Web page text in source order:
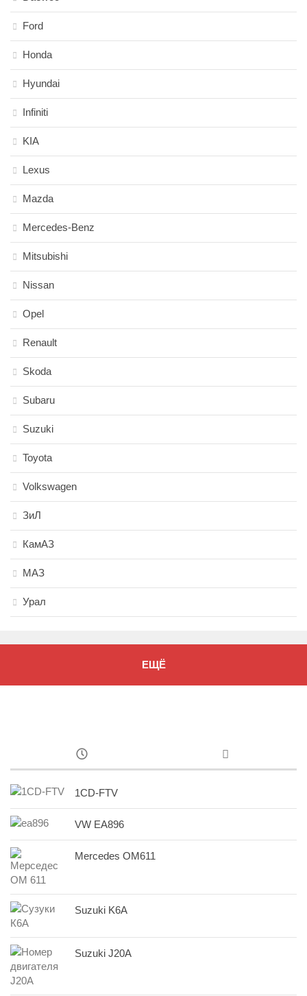
Ford
Honda
Hyundai
Infiniti
KIA
Lexus
Mazda
Mercedes-Benz
Mitsubishi
Nissan
Opel
Renault
Skoda
Subaru
Suzuki
Toyota
Volkswagen
ЗиЛ
КамАЗ
МАЗ
Урал
ЕЩЁ
1CD-FTV
VW EA896
Mercedes OM611
Suzuki K6A
Suzuki J20A